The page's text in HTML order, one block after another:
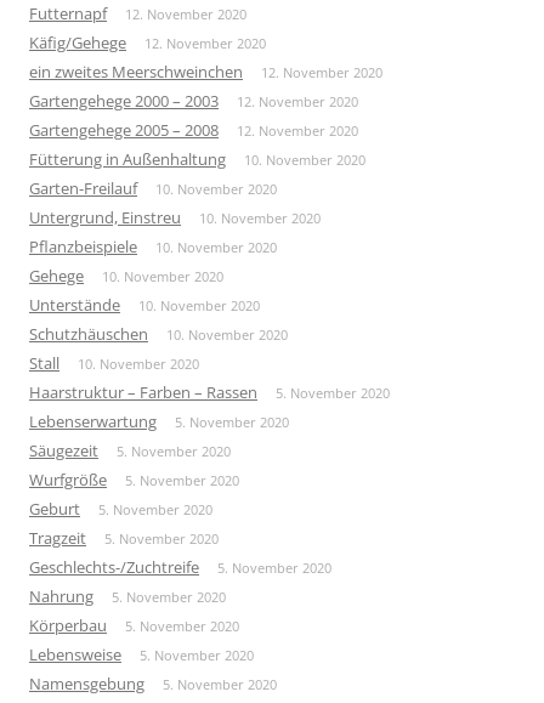
Futternapf 12. November 2020
Käfig/Gehege 12. November 2020
ein zweites Meerschweinchen 12. November 2020
Gartengehege 2000 – 2003 12. November 2020
Gartengehege 2005 – 2008 12. November 2020
Fütterung in Außenhaltung 10. November 2020
Garten-Freilauf 10. November 2020
Untergrund, Einstreu 10. November 2020
Pflanzbeispiele 10. November 2020
Gehege 10. November 2020
Unterstände 10. November 2020
Schutzhäuschen 10. November 2020
Stall 10. November 2020
Haarstruktur – Farben – Rassen 5. November 2020
Lebenserwartung 5. November 2020
Säugezeit 5. November 2020
Wurfgröße 5. November 2020
Geburt 5. November 2020
Tragzeit 5. November 2020
Geschlechts-/Zuchtreife 5. November 2020
Nahrung 5. November 2020
Körperbau 5. November 2020
Lebensweise 5. November 2020
Namensgebung 5. November 2020